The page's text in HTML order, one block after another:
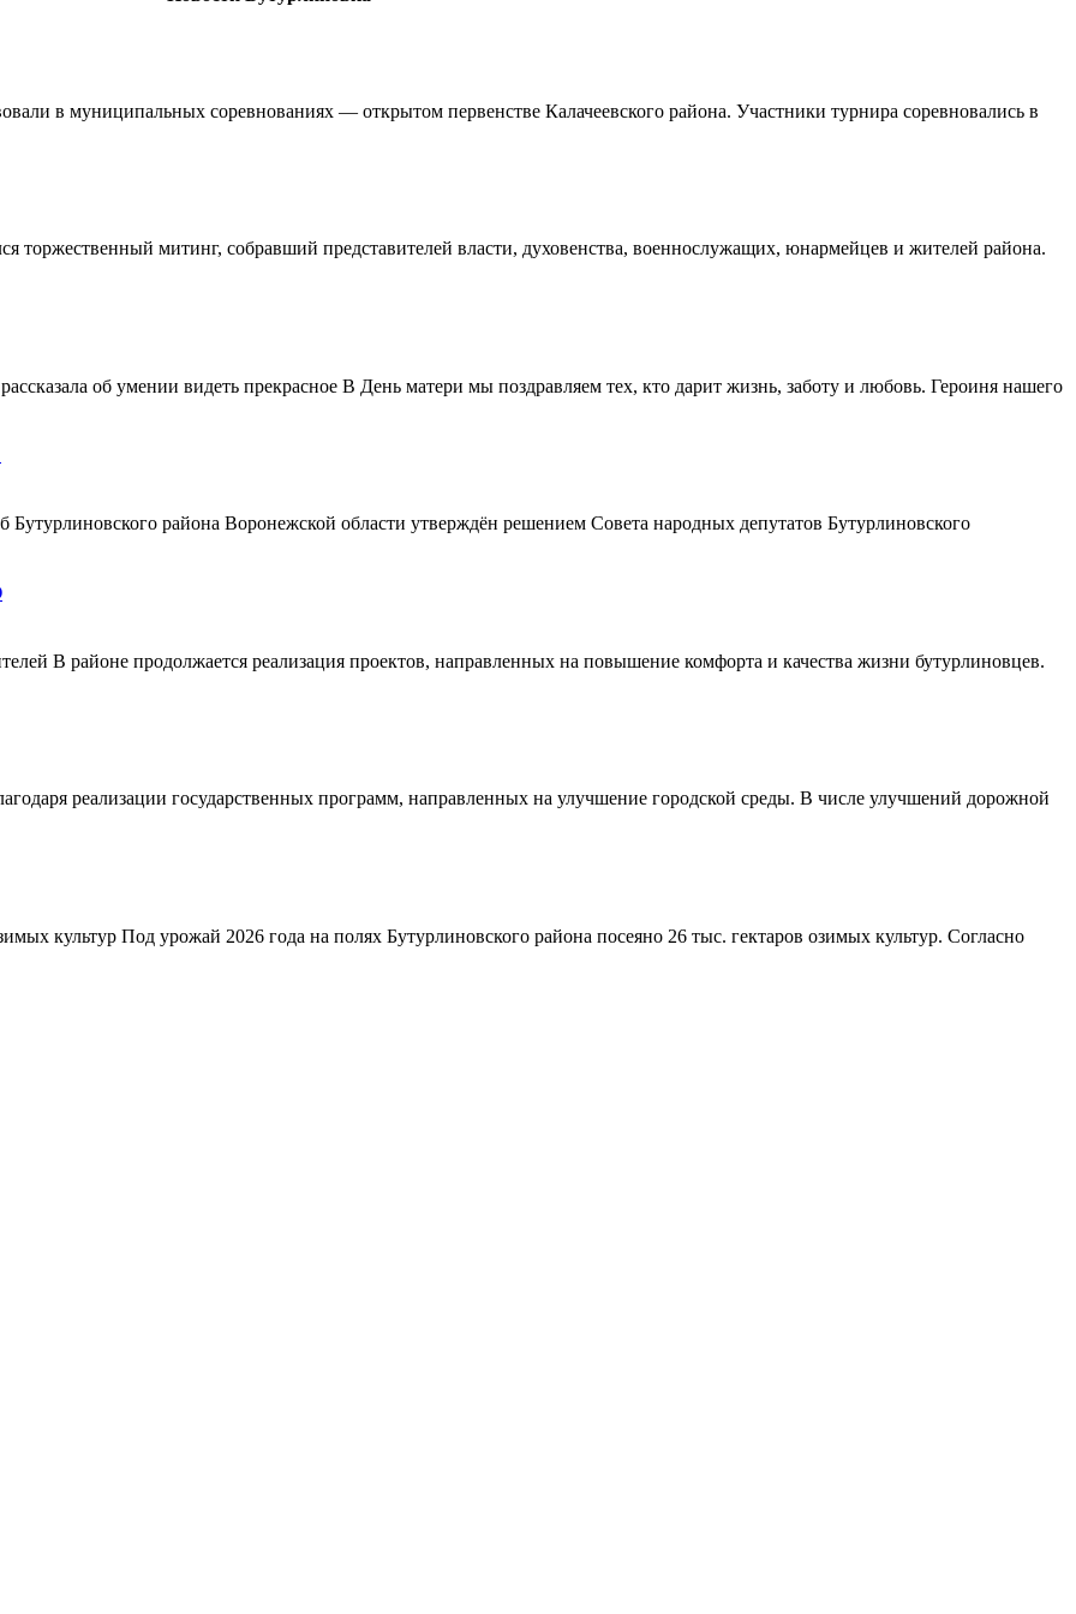
в муниципальных соревнованиях — открытом первенстве Калачеевского района. Участники турнира соревновались в
торжественный митинг, собравший представителей власти, духовенства, военнослужащих, юнармейцев и жителей района.
об умении видеть прекрасное В День матери мы поздравляем тех, кто дарит жизнь, заботу и любовь. Героиня нашего
Бутурлиновского района Воронежской области утверждён решением Совета народных депутатов Бутурлиновского
В районе продолжается реализация проектов, направленных на повышение комфорта и качества жизни бутурлиновцев.
реализации государственных программ, направленных на улучшение городской среды. В числе улучшений дорожной
культур Под урожай 2026 года на полях Бутурлиновского района посеяно 26 тыс. гектаров озимых культур. Согласно